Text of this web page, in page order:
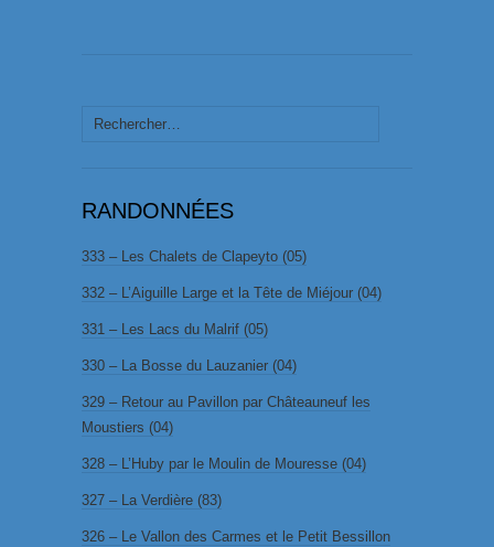
Rechercher :
RANDONNÉES
333 – Les Chalets de Clapeyto (05)
332 – L’Aiguille Large et la Tête de Miéjour (04)
331 – Les Lacs du Malrif (05)
330 – La Bosse du Lauzanier (04)
329 – Retour au Pavillon par Châteauneuf les
Moustiers (04)
328 – L’Huby par le Moulin de Mouresse (04)
327 – La Verdière (83)
326 – Le Vallon des Carmes et le Petit Bessillon